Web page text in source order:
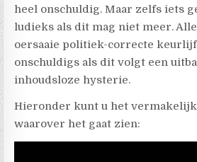
heel onschuldig. Maar zelfs iets
ludieks als dit mag niet meer.
oersaaie politiek-correcte
onschuldigs als dit volgt een
inhoudsloze hysterie.
Hieronder kunt u het
waarover het gaat zien: